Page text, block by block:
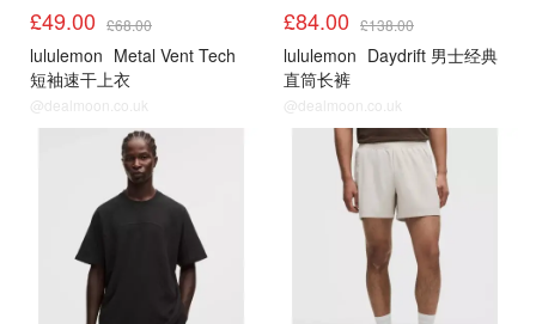
£49.00 £68.00
lululemon Metal Vent Tech
短袖速干上衣
@dealmoon.co.uk
£84.00 £138.00
lululemon Daydrift 男士经典
直筒长裤
@dealmoon.co.uk
Lululemon